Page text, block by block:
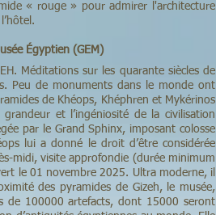
« rouge » pour admirer l'architecture
Égyptien (GEM)
Méditations sur les quarante siècles de
Peu de monuments dans le monde ont
de Khéops, Khéphren et Mykérinos
et l’ingéniosité de la civilisation
par le Grand Sphinx, imposant colosse
lui a donné le droit d’être considérée
midi, visite approfondie (durée minimum
le 01 novembre 2025. Ultra moderne, il
des pyramides de Gizeh, le musée,
de 100000 artefacts, dont 15000 seront